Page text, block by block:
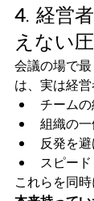
4. 経営
えない圧
会議の場で
は、実は経営
チーム
組織の
反発を
スピー
これらを同